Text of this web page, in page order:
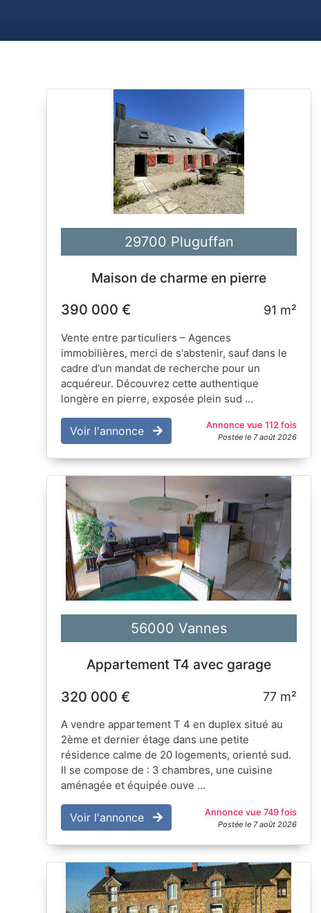
29700 Pluguffan
Maison de charme en pierre
390 000 €
91 m²
Vente entre particuliers – Agences
immobilières, merci de s'abstenir, sauf dans le
cadre d'un mandat de recherche pour un
acquéreur. Découvrez cette authentique
longère en pierre, exposée plein sud ...
Voir l'annonce Annonce vue 112 fois
Postée le 7 août 2026
56000 Vannes
Appartement T4 avec garage
320 000 €
77 m²
A vendre appartement T 4 en duplex situé au
2ème et dernier étage dans une petite
résidence calme de 20 logements, orienté sud.
Il se compose de : 3 chambres, une cuisine
aménagée et équipée ouve ...
Voir l'annonce Annonce vue 749 fois
Postée le 7 août 2026